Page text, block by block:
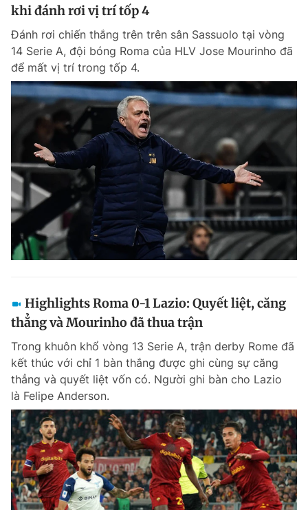
khi đánh rơi vị trí tốp 4
Đánh rơi chiến thắng trên trên sân Sassuolo tại vòng
14 Serie A, đội bóng Roma của HLV Jose Mourinho đã
để mất vị trí trong tốp 4.
Highlights Roma 0-1 Lazio: Quyết liệt, căng
thẳng và Mourinho đã thua trận
Trong khuôn khổ vòng 13 Serie A, trận derby Rome đã
kết thúc với chỉ 1 bàn thắng được ghi cùng sự căng
thẳng và quyết liệt vốn có. Người ghi bàn cho Lazio
là Felipe Anderson.